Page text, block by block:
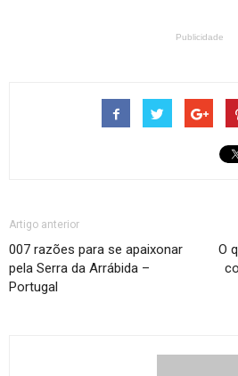
Publicidade
Artigo anterior
007 razões para se apaixonar
pela Serra da Arrábida –
Portugal
O